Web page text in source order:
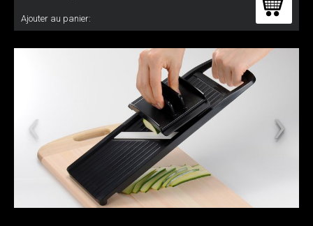
Ajouter au panier: